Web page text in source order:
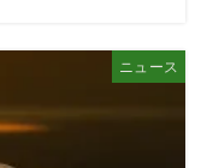
ニュース